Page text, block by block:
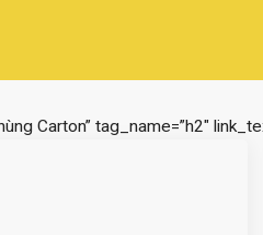
Carton” tag_name=”h2″